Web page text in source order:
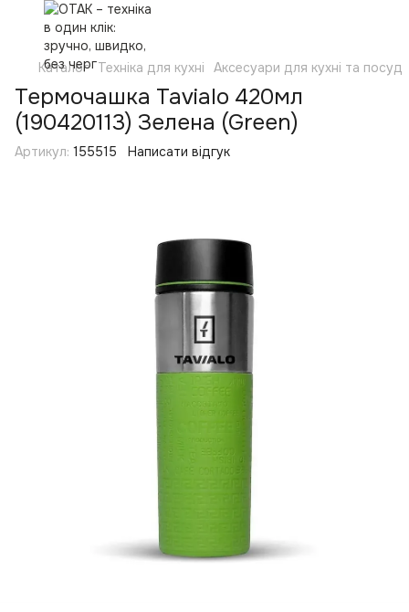
Каталог Техніка для кухні Аксесуари для кухні та посуд
Термочашка Tavialo 420мл
(190420113) Зелена (Green)
Артикул: 155515 Написати відгук